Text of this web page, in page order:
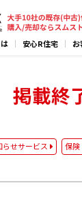
安心R住宅 お
掲載終
らせサービス 保険